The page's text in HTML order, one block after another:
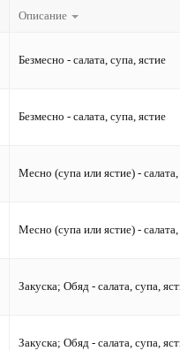
Описание
Безмесно - салата, супа, ястие
Безмесно - салата, супа, ястие
Месно (супа или ястие) - салата,
Месно (супа или ястие) - салата,
Закуска; Обяд - салата, супа,
Закуска; Обяд - салата, супа,